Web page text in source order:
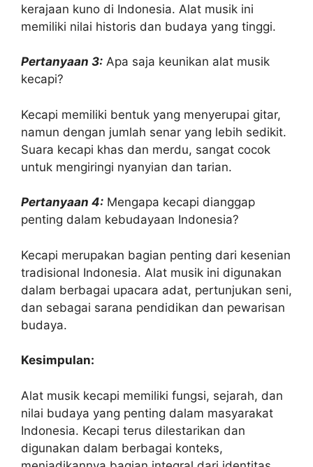
kerajaan kuno di Indonesia. Alat musik ini
memiliki nilai historis dan budaya yang tinggi.
Pertanyaan 3: Apa saja keunikan alat musik
kecapi?
Kecapi memiliki bentuk yang menyerupai gitar,
namun dengan jumlah senar yang lebih sedikit.
Suara kecapi khas dan merdu, sangat cocok
untuk mengiringi nyanyian dan tarian.
Pertanyaan 4: Mengapa kecapi dianggap
penting dalam kebudayaan Indonesia?
Kecapi merupakan bagian penting dari kesenian
tradisional Indonesia. Alat musik ini digunakan
dalam berbagai upacara adat, pertunjukan seni,
dan sebagai sarana pendidikan dan pewarisan
budaya.
Kesimpulan:
Alat musik kecapi memiliki fungsi, sejarah, dan
nilai budaya yang penting dalam masyarakat
Indonesia. Kecapi terus dilestarikan dan
digunakan dalam berbagai konteks,